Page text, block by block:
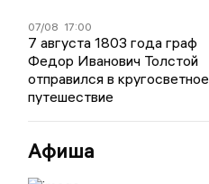
07/08 17:00
7 августа 1803 года граф
Федор Иванович Толстой
отправился в кругосветное
путешествие
Афиша